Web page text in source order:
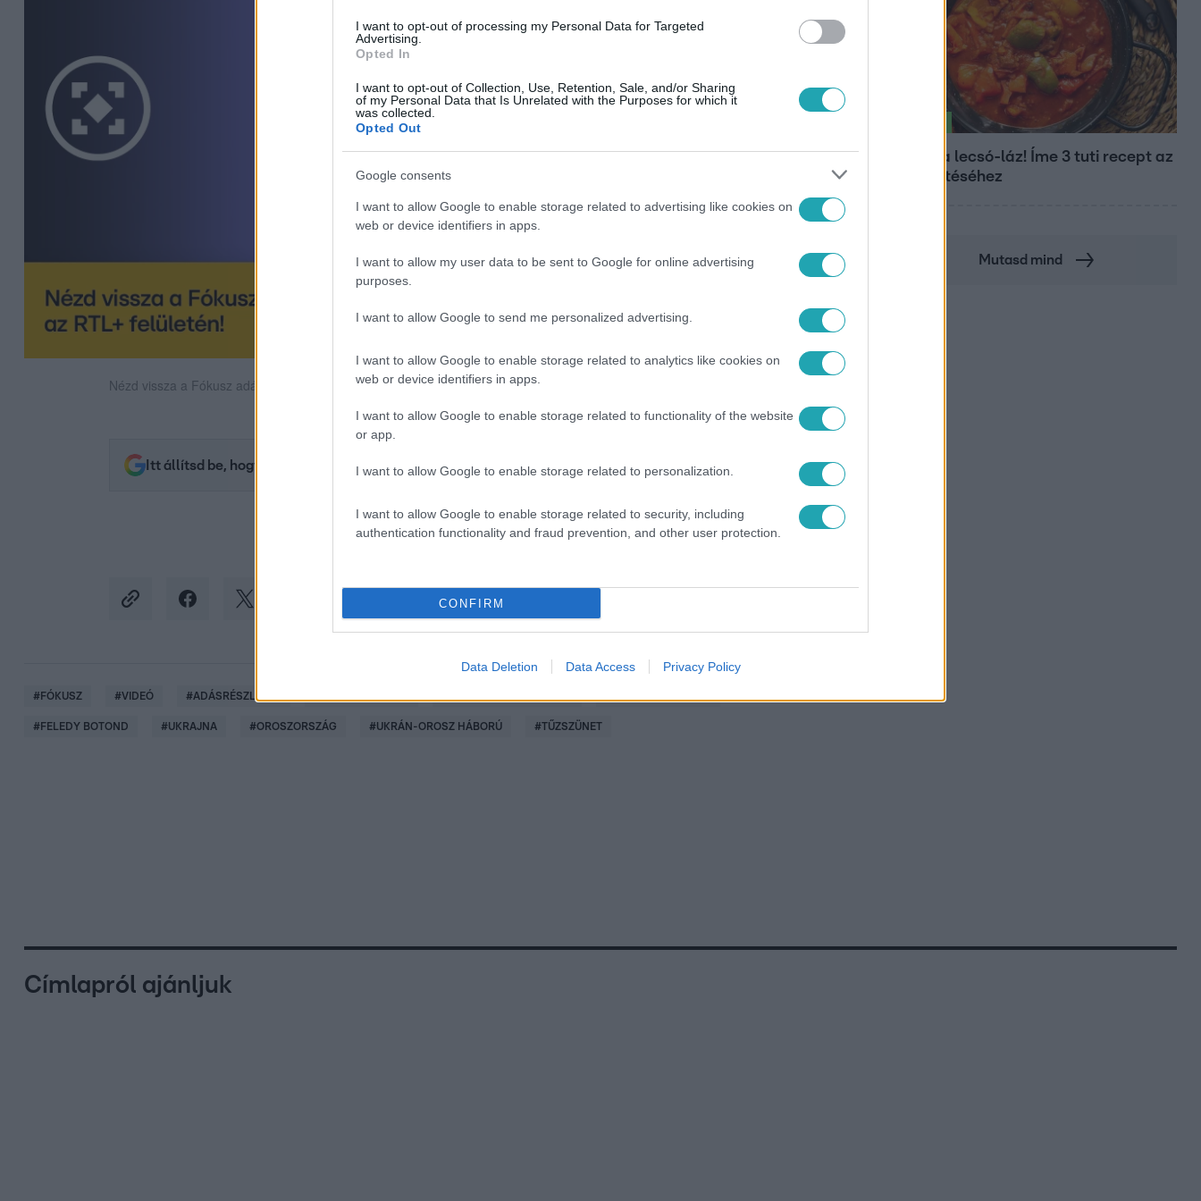
I want to opt-out of processing my Personal Data for Targeted
Advertising.
Opted In
I want to opt-out of Collection, Use, Retention, Sale, and/or Sharing
of my Personal Data that Is Unrelated with the Purposes for which it
was collected.
Opted Out
Google consents
I want to allow Google to enable storage related to advertising like cookies on
web or device identifiers in apps.
I want to allow my user data to be sent to Google for online advertising
purposes.
I want to allow Google to send me personalized advertising.
I want to allow Google to enable storage related to analytics like cookies on
web or device identifiers in apps.
I want to allow Google to enable storage related to functionality of the website
or app.
I want to allow Google to enable storage related to personalization.
I want to allow Google to enable storage related to security, including
authentication functionality and fraud prevention, and other user protection.
CONFIRM
Data Deletion Data Access Privacy Policy
Nézd vissza a Fókusz adásait az RTL+-on!
Itt állítsd be, hogy az RTL.hu az elsők között legyen a Google-találatokban!
#FÓKUSZ #VIDEÓ #ADÁSRÉSZLETEK
#FELEDY BOTOND #UKRAJNA #OROSZORSZÁG #UKRÁN-OROSZ HÁBORÚ #TŰZSZÜNET
Kitört a lecsó-láz! Íme 3 tuti recept az
elkészítéséhez
Mutasd mind
Címlapról ajánljuk